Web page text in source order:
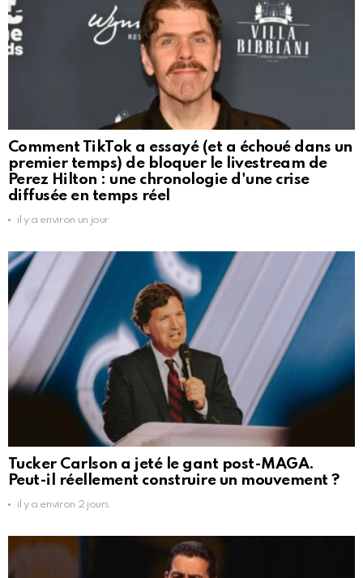
Comment TikTok a essayé (et a échoué dans un
premier temps) de bloquer le livestream de
Perez Hilton : une chronologie d'une crise
diffusée en temps réel
il y a environ un jour
Tucker Carlson a jeté le gant post-MAGA.
Peut-il réellement construire un mouvement ?
il y a environ 2 jours